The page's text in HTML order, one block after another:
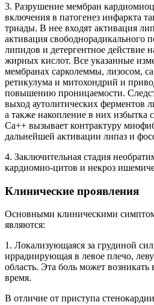
3. Разрушение мембран
включения в патогенез инфаркта
триады. В нее входят активация
активация свободнорадикального
липидов и детергентное действие
жирных кислот. Все указанные
мембранах сарколеммы, лизосом,
ретикулума и митохондрий и
повышению проницаемости.
выход аутолитических ферментов
а также накопление в них избытка
Са++ вызывает контрактуру
дальнейшей активации липаз и
4. Заключительная стадия
кардиомио-цитов и некроз
Клинические проявления
Основными клиническими
являются:
1. Локализующаяся за грудиной
иррадиирующая в левое плечо,
область. Эта боль может
время.
В отличие от приступа